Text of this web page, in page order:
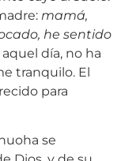
mamá,
he sentido
aquel día, no ha
tranquilo. El
para
se